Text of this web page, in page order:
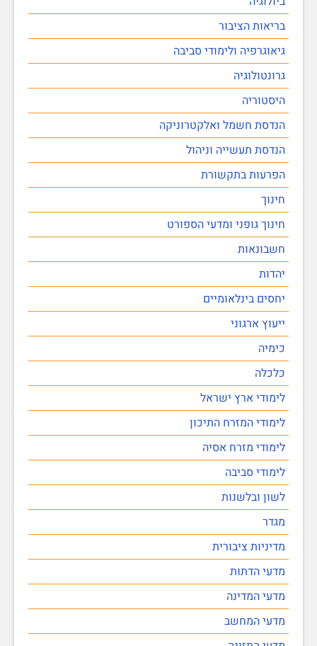
בריאות הציבור
גיאוגרפיה ולימודי סביבה
גרונטולוגיה
היסטוריה
הנדסת חשמל ואלקטרוניקה
הנדסת תעשייה וניהול
הפרעות בתקשורת
חינוך
חינוך גופני ומדעי הספורט
חשבונאות
יהדות
יחסים בינלאומיים
ייעוץ ארגוני
כימיה
כלכלה
לימודי ארץ ישראל
לימודי המזרח התיכון
לימודי מזרח אסיה
לימודי סביבה
לשון ובלשנות
מגדר
מדיניות ציבורית
מדעי הדתות
מדעי המדינה
מדעי המחשב